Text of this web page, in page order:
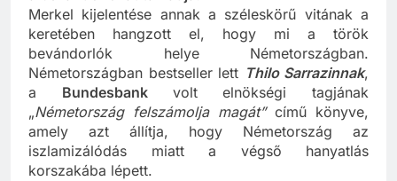
Merkel kijelentése annak a széleskörű vitának a
keretében hangzott el, hogy mi a török
bevándorlók helye Németországban.
Németországban bestseller lett Thilo Sarrazinnak,
a Bundesbank volt elnökségi tagjának
„Németország felszámolja magát”című könyve,
amely azt állítja, hogy Németország az
iszlamizálódás miatt a végső hanyatlás
korszakába lépett.